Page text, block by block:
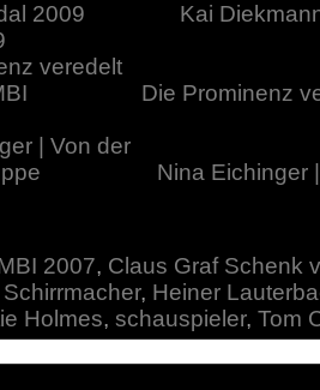
Kai
Die Prominenz
Nina Eichinger
2007, Claus Graf Schenk
, Heiner
Holmes, schauspieler, Tom